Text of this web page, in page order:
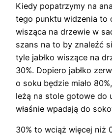
Kiedy popatrzymy na
tego punktu widzenia to
wisząca na drzewie w
szans na to by znaleźć
tyle jabłko wiszące na
30%. Dopiero jabłko
o soku będzie miało
leżą na stole gotowe do
właśnie wpadają do
30% to wciąż więcej niż